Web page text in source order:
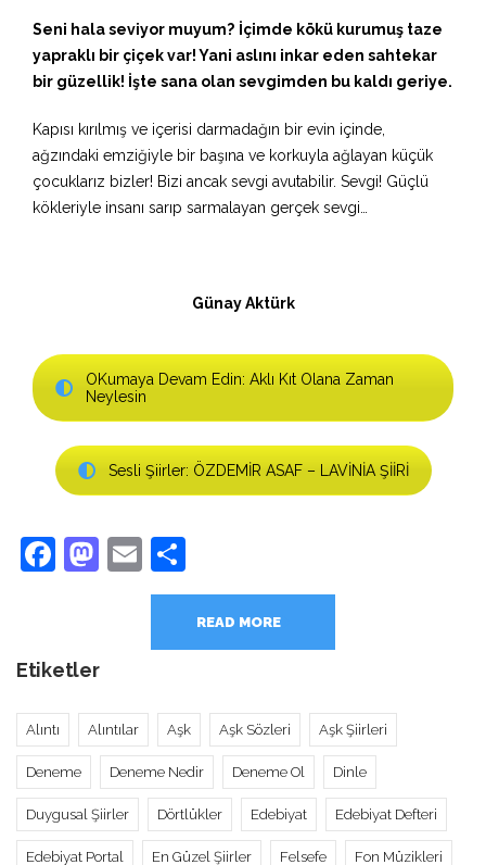
Seni hala seviyor muyum? İçimde kökü kurumuş taze
yapraklı bir çiçek var! Yani aslını inkar eden sahtekar
bir güzellik! İşte sana olan sevgimden bu kaldı geriye.
Kapısı kırılmış ve içerisi darmadağın bir evin içinde,
ağzındaki emziğiyle bir başına ve korkuyla ağlayan küçük
çocuklarız bizler! Bizi ancak sevgi avutabilir. Sevgi! Güçlü
kökleriyle insanı sarıp sarmalayan gerçek sevgi…
Günay Aktürk
OKumaya Devam Edin: Aklı Kıt Olana Zaman
Neylesin
Sesli Şiirler: ÖZDEMİR ASAF – LAVİNİA ŞİİRİ
Facebook
Mastodon
Email
READ MORE
Etiketler
Alıntı Alıntılar Aşk Aşk Sözleri Aşk Şiirleri
Deneme Deneme Nedir Deneme Ol Dinle
Duygusal Şiirler Dörtlükler Edebiyat Edebiyat Defteri
Edebiyat Portal En Güzel Şiirler Felsefe Fon Müzikleri